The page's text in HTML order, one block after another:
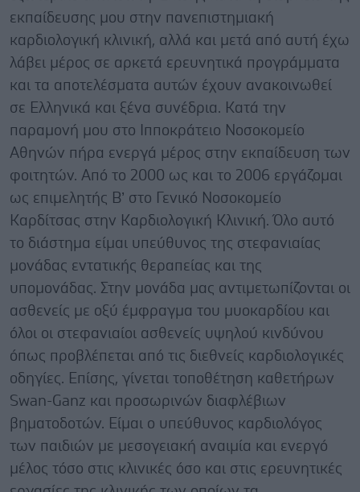
εκπαίδευσης μου στην πανεπιστημιακή
καρδιολογική κλινική, αλλά και μετά από αυτή έχω
λάβει μέρος σε αρκετά ερευνητικά προγράμματα
και τα αποτελέσματα αυτών έχουν ανακοινωθεί
σε Ελληνικά και ξένα συνέδρια. Κατά την
παραμονή μου στο Ιπποκράτειο Νοσοκομείο
Αθηνών πήρα ενεργά μέρος στην εκπαίδευση των
φοιτητών. Από το 2000 ως και το 2006 εργάζομαι
ως επιμελητής Β’ στο Γενικό Νοσοκομείο
Καρδίτσας στην Καρδιολογική Κλινική. Όλο αυτό
το διάστημα είμαι υπεύθυνος της στεφανιαίας
μονάδας εντατικής θεραπείας και της
υπομονάδας. Στην μονάδα μας αντιμετωπίζονται οι
ασθενείς με οξύ έμφραγμα του μυοκαρδίου και
όλοι οι στεφανιαίοι ασθενείς υψηλού κινδύνου
όπως προβλέπεται από τις διεθνείς καρδιολογικές
οδηγίες. Επίσης, γίνεται τοποθέτηση καθετήρων
Swan-Ganz και προσωρινών διαφλέβιων
βηματοδοτών. Είμαι ο υπεύθυνος καρδιολόγος
των παιδιών με μεσογειακή αναιμία και ενεργό
μέλος τόσο στις κλινικές όσο και στις ερευνητικές